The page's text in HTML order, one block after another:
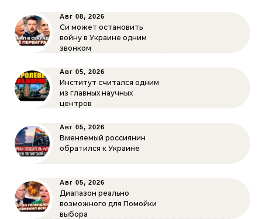
Авг 08, 2026
Си может остановить
войну в Украине одним
звонком
Авг 05, 2026
Институт считался одним
из главных научных
центров
Авг 05, 2026
Вменяемый россиянин
обратился к Украине
Авг 05, 2026
Диапазон реально
возможного для Помойки
выбора